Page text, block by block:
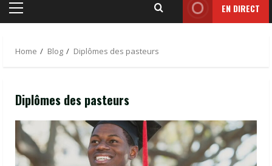
Primary
EN DIRECT
Home Blog Diplômes des pasteurs
Diplômes des pasteurs